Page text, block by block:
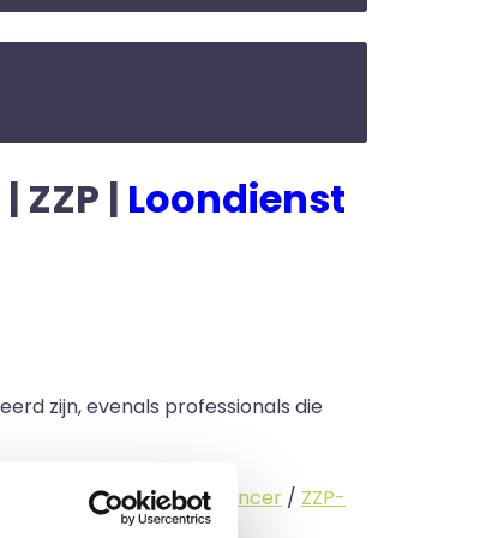
ZZP | Loondienst
zijn, evenals professionals die
interimmer/freelancer / ZZP-